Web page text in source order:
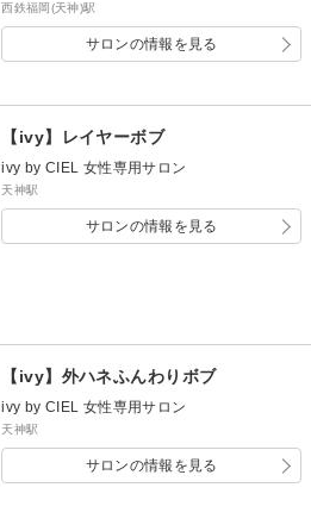
西鉄福岡(天神)駅
サロンの情報を見る
【ivy】レイヤーボブ
ivy by CIEL 女性専用サロン
天神駅
サロンの情報を見る
【ivy】外ハネふんわりボブ
ivy by CIEL 女性専用サロン
天神駅
サロンの情報を見る